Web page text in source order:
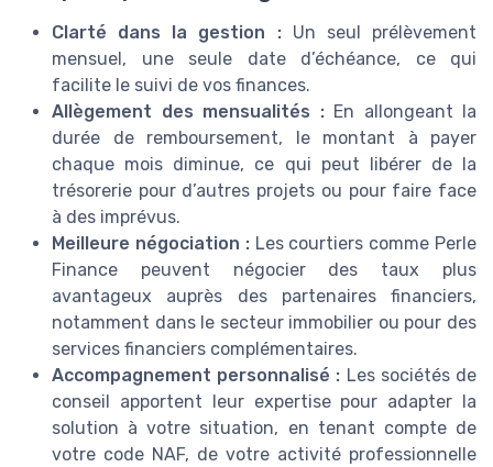
Clarté dans la gestion :Un seul prélèvement
mensuel, une seule date d’échéance, ce qui
facilite le suivi de vos finances.
Allègement des mensualités :En allongeant la
durée de remboursement, le montant à payer
chaque mois diminue, ce qui peut libérer de la
trésorerie pour d’autres projets ou pour faire face
à des imprévus.
Meilleure négociation :Les courtiers comme Perle
Finance peuvent négocier des taux plus
avantageux auprès des partenaires financiers,
notamment dans le secteur immobilier ou pour des
services financiers complémentaires.
Accompagnement personnalisé : Les sociétés de
conseil apportent leur expertise pour adapter la
solution à votre situation, en tenant compte de
votre code NAF, de votre activité professionnelle